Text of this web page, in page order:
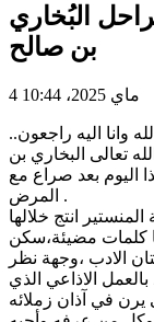
البُخاري
بن صالح
4 ماي 2025، 10:44
وانا اليه راجعون..
تعالى البخاري بن
اليوم بعد صراع مع
المرض .
انتج خلالها
كلمات مضيئة،سكن
الاذاعي الذي
يرن في آذان زملائه